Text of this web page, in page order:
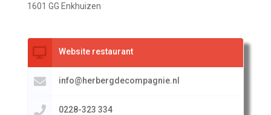
1601 GG Enkhuizen
Website restaurant
info@herbergdecompagnie.nl
0228-323 334